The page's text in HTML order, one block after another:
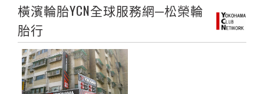
橫濱輪胎YCN全球服務網─松榮輪
胎行